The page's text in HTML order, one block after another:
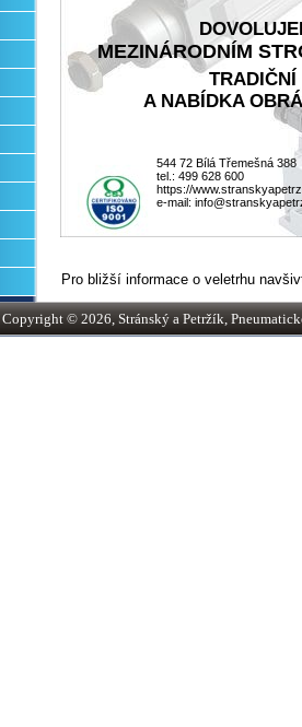
MEZINÁRODNÍM
TRADIČNÍ
A NABÍDKA
544 72 Bílá Třemešná 388
tel.: 499 628 600
https://
e-mail:
Pro bližší informace o veletrhu
Copyright © 2026, Stránský a Petržík,